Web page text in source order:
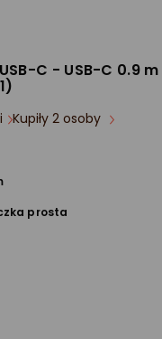
C - USB-C 0.9 m
Kupiły 2 osoby
prosta